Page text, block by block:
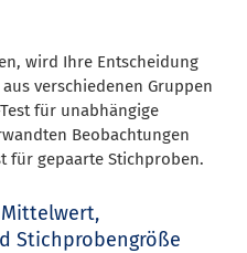
wird Ihre Entscheidung
verschiedenen Gruppen
für unabhängige
Beobachtungen
für gepaarte Stichproben.
Stichprobengröße